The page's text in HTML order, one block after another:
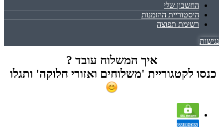
החשבון שלי
היסטוריית ההזמנות
רשימת תפוצה
נגישות
איך המשלוח עובד ?
כנסו לקטגוריית 'משלוחים ואזורי חלוקה' ותגלו